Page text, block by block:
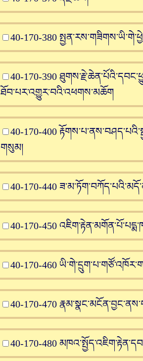
40-170-380
40-170-390
ཐོབ་པར་འགྱུར་བའི་འཕགས་མཆོག
40-170-400
གསུམ།
40-170-440
40-170-450
40-170-460
40-170-470
40-170-480